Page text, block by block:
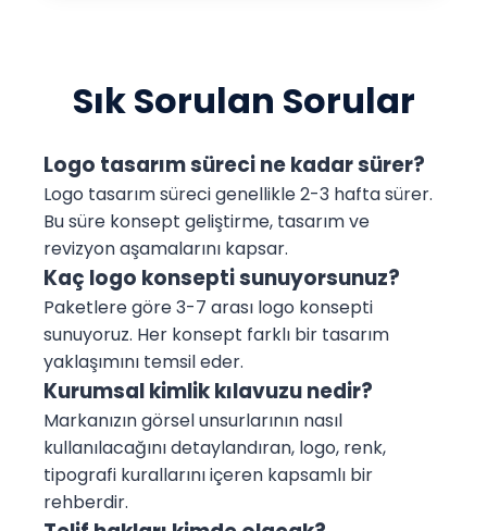
Sık Sorulan Sorular
Logo tasarım süreci ne kadar sürer?
Logo tasarım süreci genellikle 2-3 hafta sürer.
Bu süre konsept geliştirme, tasarım ve
revizyon aşamalarını kapsar.
Kaç logo konsepti sunuyorsunuz?
Paketlere göre 3-7 arası logo konsepti
sunuyoruz. Her konsept farklı bir tasarım
yaklaşımını temsil eder.
Kurumsal kimlik kılavuzu nedir?
Markanızın görsel unsurlarının nasıl
kullanılacağını detaylandıran, logo, renk,
tipografi kurallarını içeren kapsamlı bir
rehberdir.